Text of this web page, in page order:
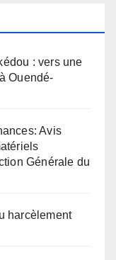
: vers une
Ouendé-
Avis
Générale du
harcèlement